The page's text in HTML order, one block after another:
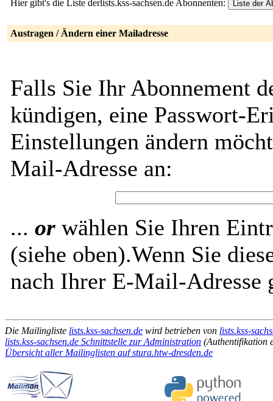
Hier gibt's die Liste derlists.kss-sachsen.de Abonnenten:
Austragen / Ändern einer Mailadresse
Falls Sie Ihr Abonnement
kündigen, eine Passwort-
Einstellungen ändern
Mail-Adresse an:
... or wählen Sie Ihren
(siehe oben).Wenn Sie
nach Ihrer E-Mail-Adresse
Die Mailingliste lists.kss-sachsen.de wird betrieben von lists.kss-
lists.kss-sachsen.de Schnittstelle zur Administration (Authentifikation
Übersicht aller Mailinglisten auf stura.htw-dresden.de